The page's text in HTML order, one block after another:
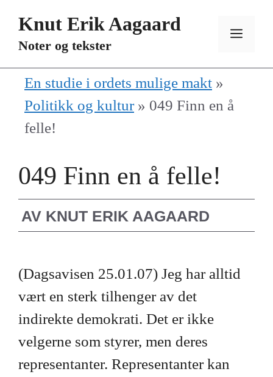
Knut Erik Aagaard
Noter og tekster
En studie i ordets mulige makt »
Politikk og kultur» 049 Finn en å
felle!
049 Finn en å felle!
AV KNUT ERIK AAGAARD
(Dagsavisen 25.01.07) Jeg har alltid
vært en sterk tilhenger av det
indirekte demokrati. Det er ikke
velgerne som styrer, men deres
representanter. Representanter kan